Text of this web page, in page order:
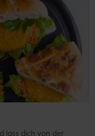
lass dich von der